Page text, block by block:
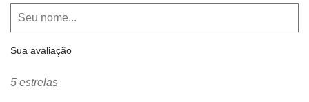
Vip's
Sua avaliação
5 estrelas